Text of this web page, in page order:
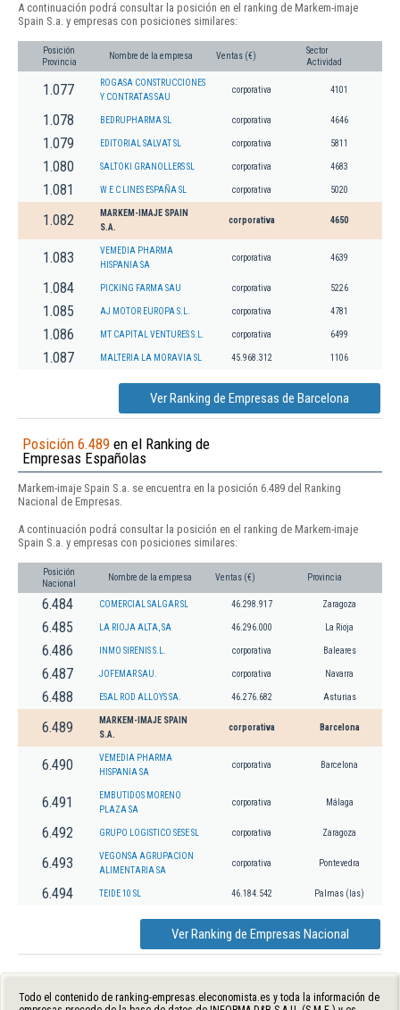
A continuación podrá consultar la posición en el ranking de Markem-imaje
Spain S.a. y empresas con posiciones similares:
Posición
Provincia
Nombre de la empresa Ventas (€)
Sector
Actividad
1.077
ROGASA CONSTRUCCIONES
Y CONTRATAS SAU
corporativa 4101
1.078 BEDRUPHARMA SL corporativa 4646
1.079 EDITORIAL SALVAT SL corporativa 5811
1.080 SALTOKI GRANOLLERS SL corporativa 4683
1.081 W E C LINES ESPAÑA SL corporativa 5020
1.082
MARKEM-IMAJE SPAIN
S.A.
corporativa 4650
1.083
VEMEDIA PHARMA
HISPANIA SA
corporativa 4639
1.084 PICKING FARMA SAU corporativa 5226
1.085 AJ MOTOR EUROPA S.L. corporativa 4781
1.086 MT CAPITAL VENTURES S.L. corporativa 6499
1.087 MALTERIA LA MORAVIA SL 45.968.312 1106
Ver Ranking de Empresas de Barcelona
Posición 6.489 en el Ranking de
Empresas Españolas
Markem-imaje Spain S.a. se encuentra en la posición 6.489 del Ranking
Nacional de Empresas.
A continuación podrá consultar la posición en el ranking de Markem-imaje
Spain S.a. y empresas con posiciones similares:
Posición
Nacional
Nombre de la empresa Ventas (€) Provincia
6.484 COMERCIAL SALGAR SL 46.298.917 Zaragoza
6.485 LA RIOJA ALTA, SA 46.296.000 La Rioja
6.486 INMO SIRENIS S.L. corporativa Baleares
6.487 JOFEMAR SAU. corporativa Navarra
6.488 ESAL ROD ALLOYS SA. 46.276.682 Asturias
6.489
MARKEM-IMAJE SPAIN
S.A.
corporativa Barcelona
6.490
VEMEDIA PHARMA
HISPANIA SA
corporativa Barcelona
6.491
EMBUTIDOS MORENO
PLAZA SA
corporativa Málaga
6.492 GRUPO LOGISTICO SESE SL corporativa Zaragoza
6.493
VEGONSA AGRUPACION
ALIMENTARIA SA
corporativa Pontevedra
6.494 TEIDE 10 SL 46.184.542 Palmas (las)
Ver Ranking de Empresas Nacional
Todo el contenido de ranking-empresas.eleconomista.es y toda la información de